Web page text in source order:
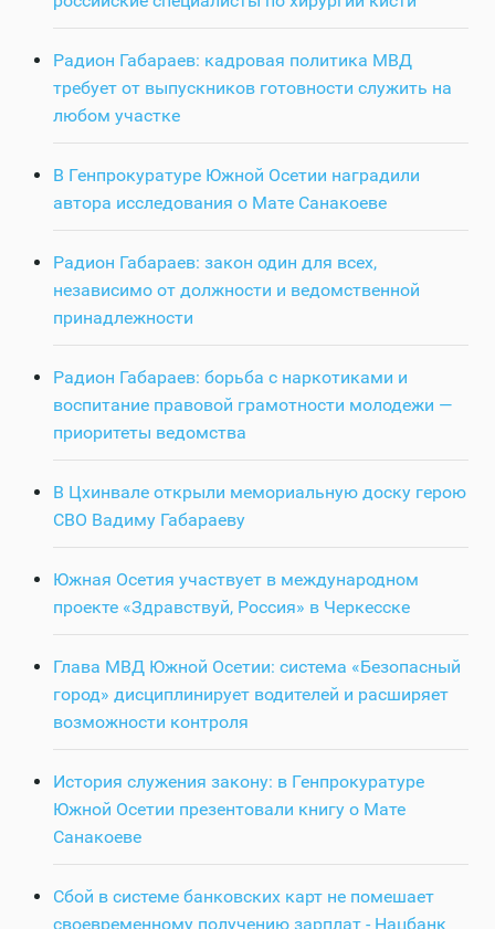
Радион Габараев: кадровая политика МВД
требует от выпускников готовности служить на
любом участке
В Генпрокуратуре Южной Осетии наградили
автора исследования о Мате Санакоеве
Радион Габараев: закон один для всех,
независимо от должности и ведомственной
принадлежности
Радион Габараев: борьба с наркотиками и
воспитание правовой грамотности молодежи —
приоритеты ведомства
В Цхинвале открыли мемориальную доску герою
СВО Вадиму Габараеву
Южная Осетия участвует в международном
проекте «Здравствуй, Россия» в Черкесске
Глава МВД Южной Осетии: система «Безопасный
город» дисциплинирует водителей и расширяет
возможности контроля
История служения закону: в Генпрокуратуре
Южной Осетии презентовали книгу о Мате
Санакоеве
Сбой в системе банковских карт не помешает
своевременному получению зарплат - Нацбанк